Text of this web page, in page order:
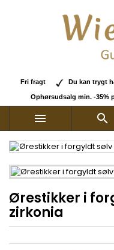
Fri fragt Du kan trygt
Ophørsudsalg min. -35%
 
Ørestikker i
zirkonia